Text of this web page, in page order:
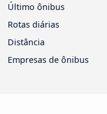
Último ônibus
Rotas diárias
Distância
Empresas de ônibus